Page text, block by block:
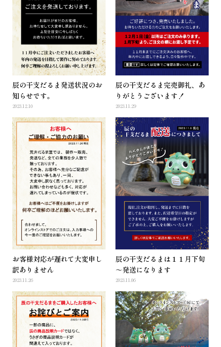
辰の干支だるま発送状況のお
知らせです。
2023.12.10
辰の干支だるま完売御礼、あ
りがとうございます！
2023.11.29
お客様対応が遅れて大変申し
訳ありません
2023.11.26
辰の干支だるまは１１月下旬
～発送になります
2023.11.06